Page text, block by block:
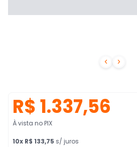
 
R$ 1.337,56
À vista no PIX
10x R$ 133,75 s/ juros